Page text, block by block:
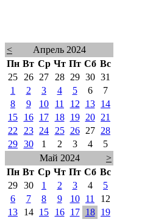
<
Апрель 2024
Пн Вт Ср Чт Пт Сб Вс
25
26 27 28 29 30 31
1
2 3 4 5 6
7
8
9 10 11 12 13
14
15
16 17 18 19 20
21
22
23 24 25 26 27
28
29 30 1 2 3 4
5
Май 2024
>
Пн Вт Ср Чт Пт Сб Вс
29 30 1 2 3 4
5
6
7 8 9 10 11
12
13
14 15 16 17 18
19